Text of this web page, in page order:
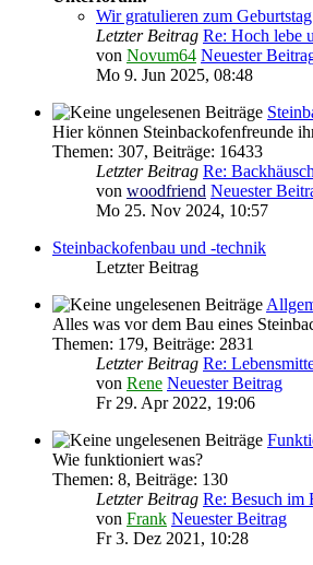
Wir gratulieren zum Geburtstag
Letzter Beitrag Re: Hoch lebe
von Novum64 Neuester
Mo 9. Jun 2025, 08:48
Hier können Steinbackofenfreunde
Themen: 307, Beiträge: 16433
Letzter Beitrag Re:
von woodfriend Neuester
Mo 25. Nov 2024, 10:57
Steinbackofenbau und -technik
Letzter Beitrag
Alles was vor dem Bau eines
Themen: 179, Beiträge: 2831
Letzter Beitrag Re:
von Rene Neuester Beitrag
Fr 29. Apr 2022, 19:06
Wie funktioniert was?
Themen: 8, Beiträge: 130
Letzter Beitrag Re: Besuch im
von Frank Neuester Beitrag
Fr 3. Dez 2021, 10:28